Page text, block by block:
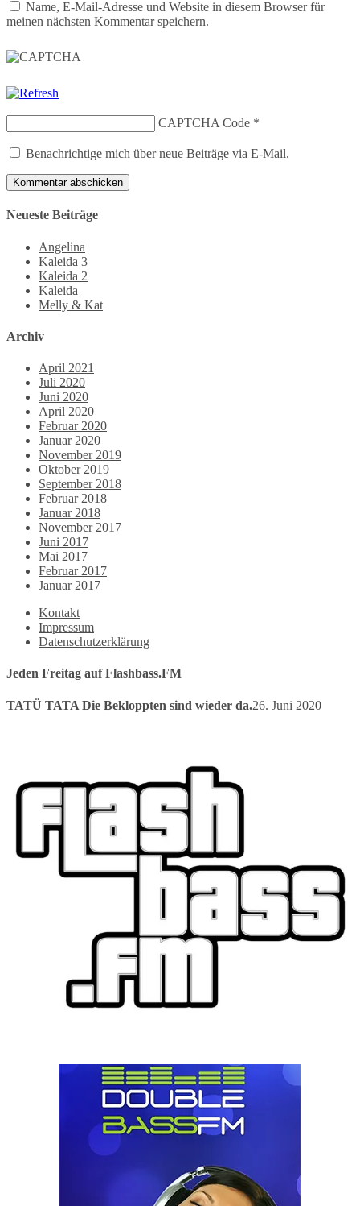
Name, E-Mail-Adresse und Website in diesem Browser für
meinen nächsten Kommentar speichern.
CAPTCHA Code *
Benachrichtige mich über neue Beiträge via E-Mail.
Neueste Beiträge
Angelina
Kaleida 3
Kaleida 2
Kaleida
Melly & Kat
Archiv
April 2021
Juli 2020
Juni 2020
April 2020
Februar 2020
Januar 2020
November 2019
Oktober 2019
September 2018
Februar 2018
Januar 2018
November 2017
Juni 2017
Mai 2017
Februar 2017
Januar 2017
Kontakt
Impressum
Datenschutzerklärung
Jeden Freitag auf Flashbass.FM
TATÜ TATA Die Bekloppten sind wieder da.26. Juni 2020